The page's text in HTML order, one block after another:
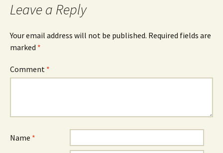
Leave a Reply
Your email address will not be published. Required fields are
marked *
Comment *
Name *